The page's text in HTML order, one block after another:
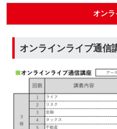
オンラ
オンラインライブ通信